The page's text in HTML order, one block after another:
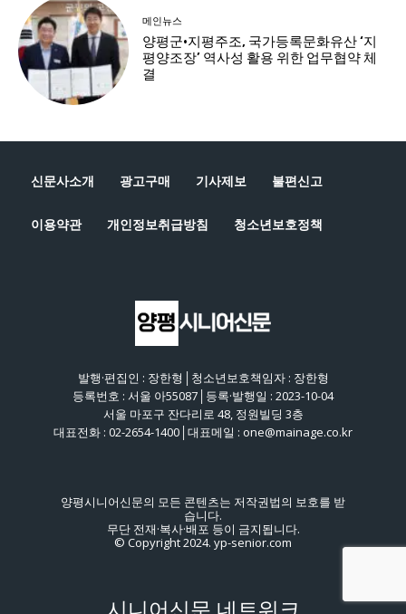
신문사소개 광고구매 기사제보 불편신고
이용약관 개인정보취급방침 청소년보호정책
발행·편집인 : 장한형│청소년보호책임자 : 장한형
등록번호 : 서울 아55087│등록·발행일 : 2023-10-04
서울 마포구 잔다리로 48, 정원빌딩 3층
대표전화 : 02-2654-1400│대표메일 : one@mainage.co.kr
양평시니어신문의 모든 콘텐츠는 저작권법의 보호를 받
습니다.
무단 전재·복사·배포 등이 금지됩니다.
© Copyright 2024. yp-senior.com